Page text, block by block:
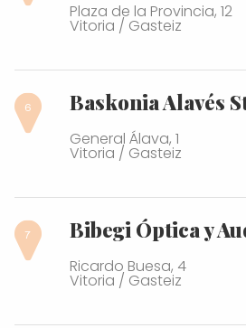
Plaza de la Provincia, 12
Vitoria / Gasteiz
Baskonia Alavés
General Álava, 1
Vitoria / Gasteiz
Bibegi Óptica y
Ricardo Buesa, 4
Vitoria / Gasteiz